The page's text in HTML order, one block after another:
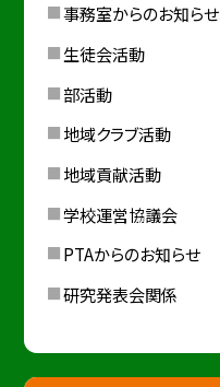
事務室からのお知らせ
生徒会活動
部活動
地域クラブ活動
地域貢献活動
学校運営協議会
PTAからのお知らせ
研究発表会関係